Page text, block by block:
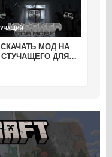
СКАЧАТЬ МОД НА
СТУЧАЩЕГО ДЛЯ